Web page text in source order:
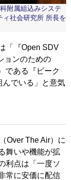
附属組込みシステ
ィ社会研究所 所長を
「『Open SDV
ョンのための
である『ビーク
んでいる」と意気
Over The Air）に
舞いや機能が拡
利点は「一度ソ
常に安価に配信